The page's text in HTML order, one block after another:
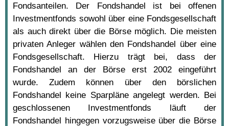
Fondsanteilen. Der Fondshandel ist bei offenen
Investmentfonds sowohl über eine Fondsgesellschaft
als auch direkt über die Börse möglich. Die meisten
privaten Anleger wählen den Fondshandel über eine
Fondsgesellschaft. Hierzu trägt bei, dass der
Fondshandel an der Börse erst 2002 eingeführt
wurde. Zudem können über den börslichen
Fondshandel keine Sparpläne angelegt werden. Bei
geschlossenen Investmentfonds läuft der
Fondshandel hingegen vorzugsweise über die Börse